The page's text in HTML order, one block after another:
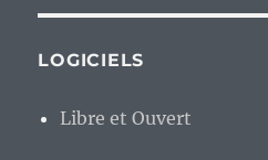
LOGICIELS
Libre et Ouvert